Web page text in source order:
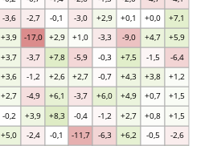
+5,0 -2,4 -0,1 -11,7 -6,3 +6,2 -0,5 -2,6
-0,2 +3,9 +8,3 -0,4 -1,2 +2,7 +0,8 +1,5
+2,7 -4,9 +6,1 -3,7 +6,0 +4,9 +0,7 +1,5
+3,6 -1,2 +2,6 +2,7 -0,7 +4,3 +3,8 +1,2
+3,7 -3,7 +7,8 -5,9 -0,3 +7,5 -1,5 -6,4
+3,9 -17,0 +2,9 +1,0 -3,3 -9,0 +4,7 +5,9
-3,6 -2,7 -0,1 -3,0 +2,9 +0,1 +0,0 +7,1